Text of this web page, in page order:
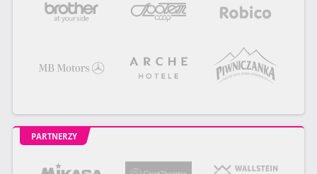
PARTNERZY